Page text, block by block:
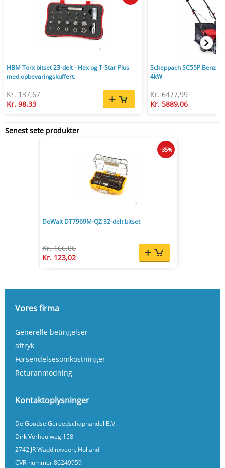
HBM Torx bitset 23-delt - Hex og T-Star Plus
med opbevaringskuffert.
Kr. 137,67
Kr. 98,33
Scheppach SC55P
4kW
Kr. 6477,99
Kr. 5889,06
Senest sete produkter
DeWalt DT7969M-QZ 32-delt bitset
Kr. 166,06
Kr. 123,02
-35%
Vores firma
Generelle betingelser
aftryk
Forsendelsesomkostninger
Returanmodning
Kontaktoplysninger
De Goudse Gereedschaphandel B.V.
Dirk Verheulweg 158
2742 JR Waddinxveen, Holland
CVR-nummer 86249959